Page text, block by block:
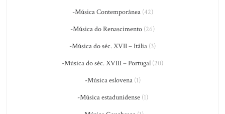
-Música Contemporânea(42)
-Música do Renascimento (26)
-Música do séc. XVII – Itália (3)
-Música do séc. XVIII – Portugal (20)
-Música eslovena(1)
-Música estadunidense(1)